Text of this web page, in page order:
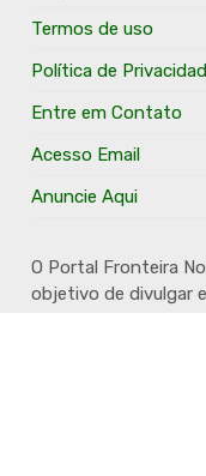
Termos de uso
Política de
Entre em Contato
Acesso Email
Anuncie Aqui
O Portal Fronteira
objetivo de divulgar